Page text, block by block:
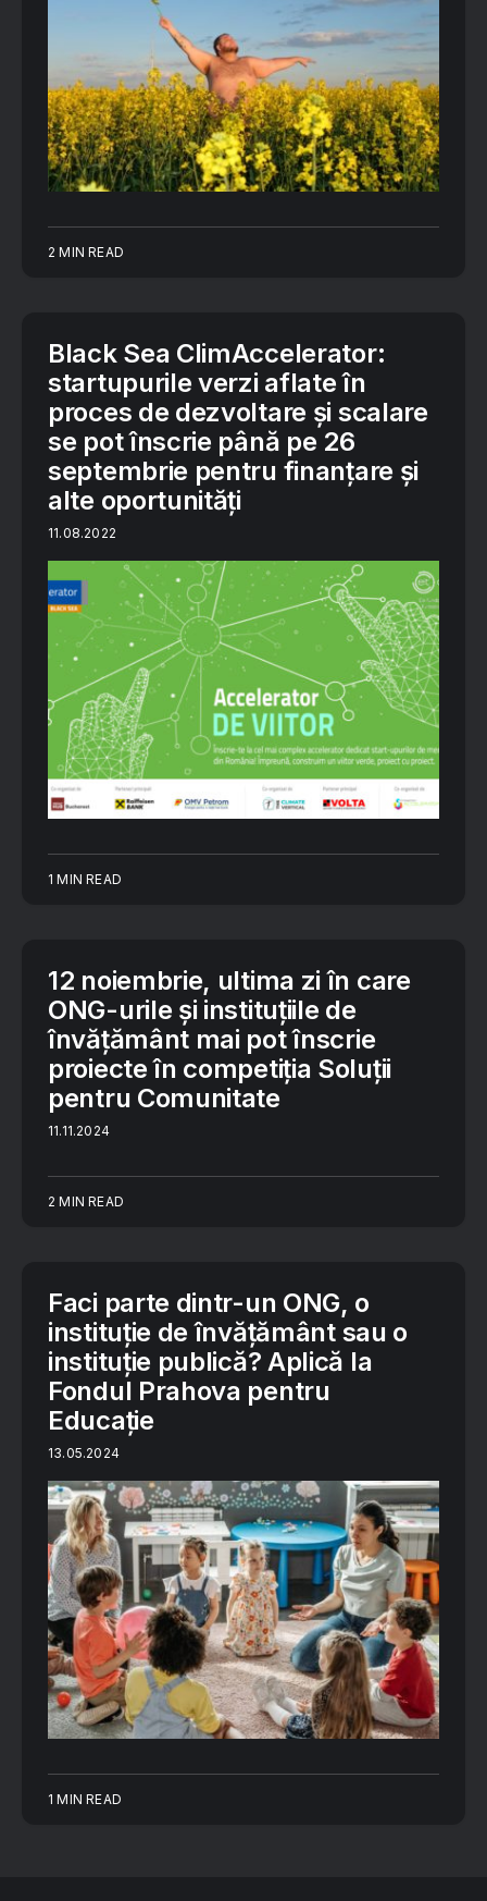
2 MIN READ
Black Sea ClimAccelerator:
startupurile verzi aflate în
proces de dezvoltare și scalare
se pot înscrie până pe 26
septembrie pentru finanțare și
alte oportunități
11.08.2022
1 MIN READ
12 noiembrie, ultima zi în care
ONG-urile și instituțiile de
învățământ mai pot înscrie
proiecte în competiția Soluții
pentru Comunitate
11.11.2024
2 MIN READ
Faci parte dintr-un ONG, o
instituție de învățământ sau o
instituție publică? Aplică la
Fondul Prahova pentru
Educație
13.05.2024
1 MIN READ